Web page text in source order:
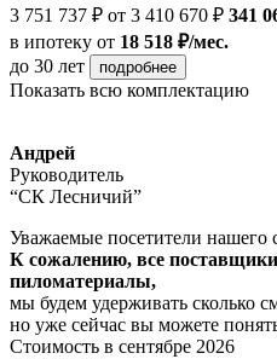
3 751 737 ₽ от 3 410 670 ₽ 341
в ипотеку от 18 518 ₽/мес.
до 30 лет
подробнее
Показать всю комплектацию
Андрей
Руководитель
“СК Лесничий”
Уважаемые посетители нашего
К сожалению, все
пиломатериалы,
мы будем удерживать сколько
но уже сейчас вы можете
Стоимость в сентябре 2026